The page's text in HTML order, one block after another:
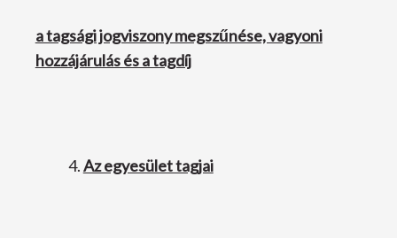
a tagsági jogviszony megszűnése, vagyoni
hozzájárulás és a tagdíj
Az egyesület tagjai